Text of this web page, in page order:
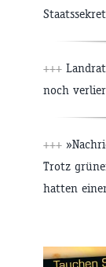
+++
noch
+++
Trotz
hatten